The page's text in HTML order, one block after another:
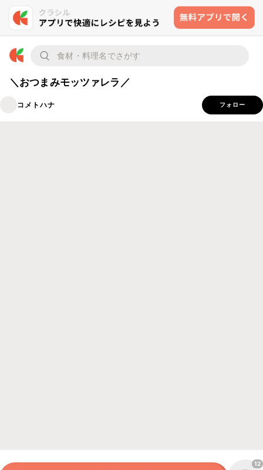
＼おつまみモッツァレラ／
コメトハナ フォロー
12